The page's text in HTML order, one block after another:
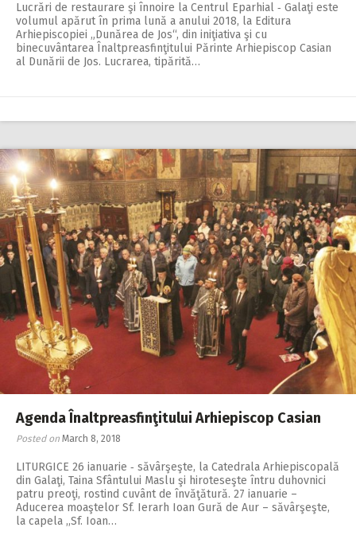
Lucrări de restaurare şi înnoire la Centrul Eparhial ‑ Galaţi este
volumul apărut în prima lună a anului 2018, la Editura
Arhiepiscopiei „Dunărea de Jos“, din iniţiativa şi cu
binecuvântarea Înaltpreasfinţitului Părinte Arhiepiscop Casian
al Dunării de Jos. Lucrarea, tipărită…
Agenda Înaltpreasfinţitului Arhiepiscop Casian
Posted on March 8, 2018
LITURGICE 26 ianuarie ‑ săvârşeşte, la Catedrala Arhiepiscopală
din Galaţi, Taina Sfântului Maslu şi hiroteseşte întru duhovnici
patru preoţi, rostind cuvânt de învăţătură. 27 ianuarie –
Aducerea moaştelor Sf. Ierarh Ioan Gură de Aur – săvârşeşte,
la capela ,,Sf. Ioan…